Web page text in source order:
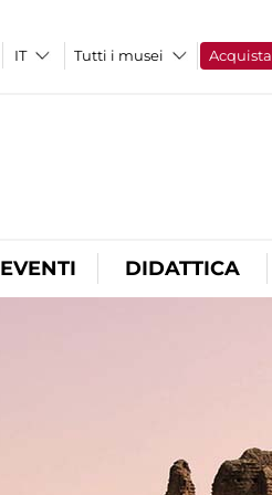
Tutti i musei Acquista
EVENTI DIDATTICA